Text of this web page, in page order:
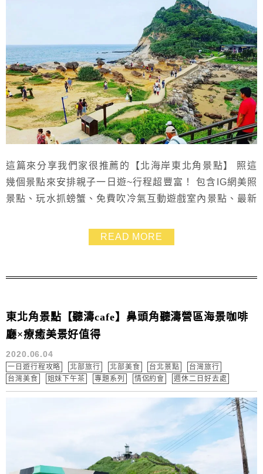
這篇來分享我們家很推薦的【北海岸東北角景點】 照這
幾個景點來安排親子一日遊~行程超豐富！ 包含IG網美照
景點、玩水抓螃蟹、免費吹冷氣互動遊戲室內景點、最新
晚！讓全家人心滿意足哦！
READ MORE
東北角景點【聽濤cafe】鼻頭角聽濤營區海景咖啡
廳×療癒美景好值得
2020.06.04
一日遊行程攻略 北部旅行 北部美食 台北景點
台灣旅行
台灣美食
姐妹下午茶 專題系列 情侶約會 週休二日好去處